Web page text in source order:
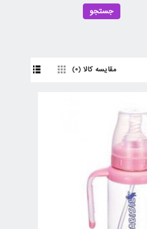
مقایسه کالا (0)